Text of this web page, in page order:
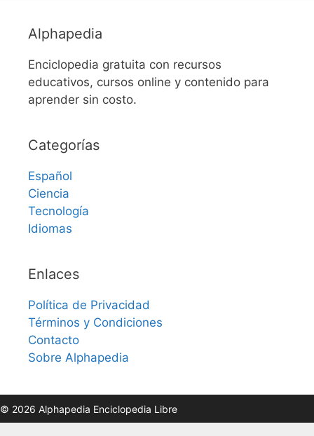
Alphapedia
Enciclopedia gratuita con recursos
educativos, cursos online y contenido para
aprender sin costo.
Categorías
Español
Ciencia
Tecnología
Idiomas
Enlaces
Política de Privacidad
Términos y Condiciones
Contacto
Sobre Alphapedia